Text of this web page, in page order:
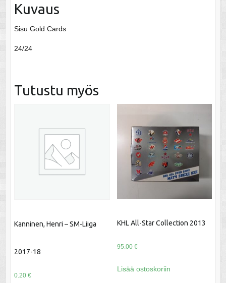
Kuvaus
Sisu Gold Cards
24/24
Tutustu myös
Kanninen, Henri – SM-Liiga
2017-18
0.20 €
KHL All-Star Collection 2013
95.00 €
Lisää ostoskoriin